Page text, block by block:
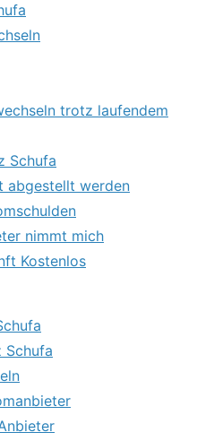
trotz laufendem
Schufa
abgestellt werden
nimmt mich
Kostenlos
Schufa